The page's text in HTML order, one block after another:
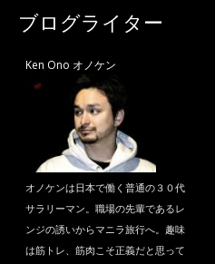
ブログライター
Ken Ono オノケン
オノケンは日本で働く普通の３０代
サラリーマン。職場の先輩であるレ
ンジの誘いからマニラ旅行へ。趣味
は筋トレ、筋肉こそ正義だと思って